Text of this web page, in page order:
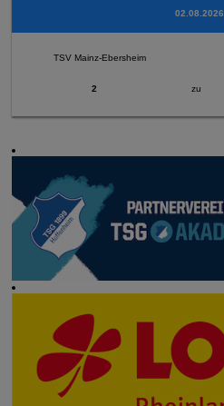
02.08.2026
TSV Mainz-Ebersheim
2 zu